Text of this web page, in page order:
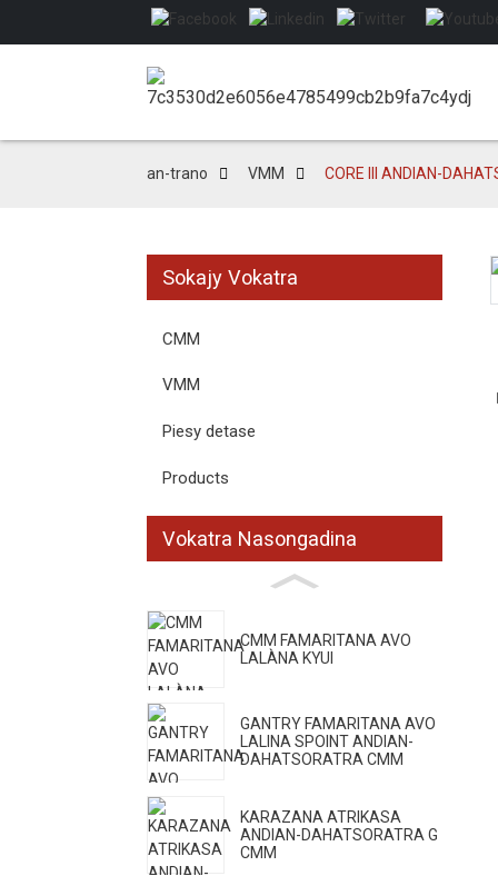
an-trano VMM CORE III ANDIAN-
Sokajy Vokatra
CMM
VMM
Piesy detase
Products
Vokatra Nasongadina
CMM FAMARITANA AVO
LALÀNA KYUI
GANTRY FAMARITANA AVO
LALINA SPOINT ANDIAN-
DAHATSORATRA CMM
KARAZANA ATRIKASA
ANDIAN-DAHATSORATRA G
CMM
Loading...
Loading...